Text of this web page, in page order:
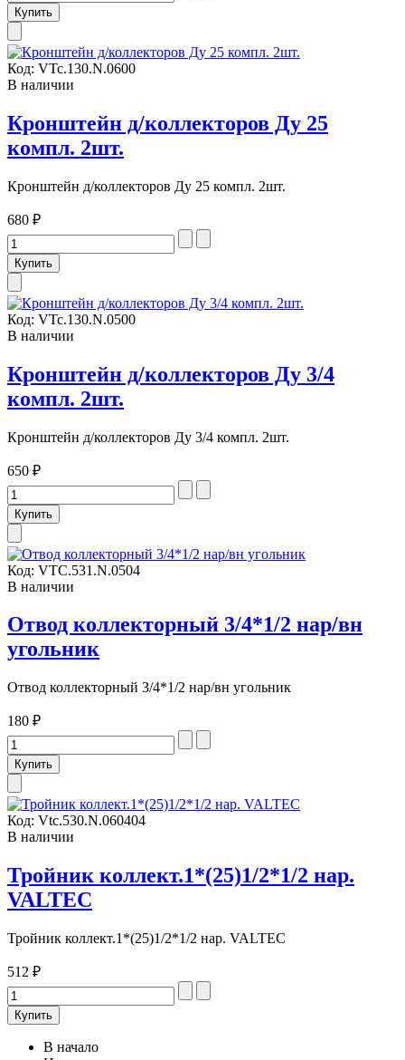
Код: VTc.130.N.0600
В наличии
Кронштейн д/коллекторов Ду 25
компл. 2шт.
Кронштейн д/коллекторов Ду 25 компл. 2шт.
680 ₽
Код: VTc.130.N.0500
В наличии
Кронштейн д/коллекторов Ду 3/4
компл. 2шт.
Кронштейн д/коллекторов Ду 3/4 компл. 2шт.
650 ₽
Код: VTC.531.N.0504
В наличии
Отвод коллекторный 3/4*1/2 нар/вн
угольник
Отвод коллекторный 3/4*1/2 нар/вн угольник
180 ₽
Код: Vtc.530.N.060404
В наличии
Тройник коллект.1*(25)1/2*1/2 нар.
VALTEC
Тройник коллект.1*(25)1/2*1/2 нар. VALTEC
512 ₽
В начало